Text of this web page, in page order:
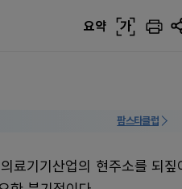
요약 가
팜스타클럽
료기기산업의 현주소를 되짚